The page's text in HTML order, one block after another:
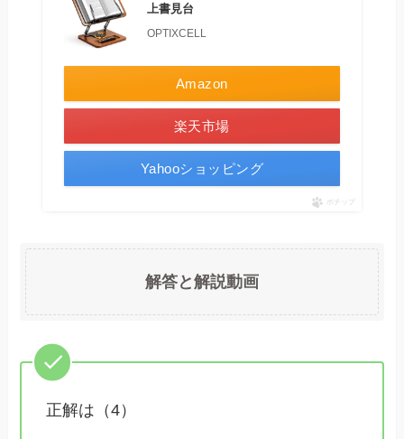
上書見台
OPTIXCELL
Amazon
楽天市場
Yahooショッピング
ポチップ
解答と解説動画
正解は（4）